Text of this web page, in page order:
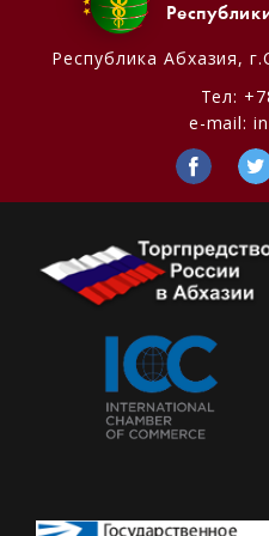
Республика Абхазия,
Тел:
e-mail: